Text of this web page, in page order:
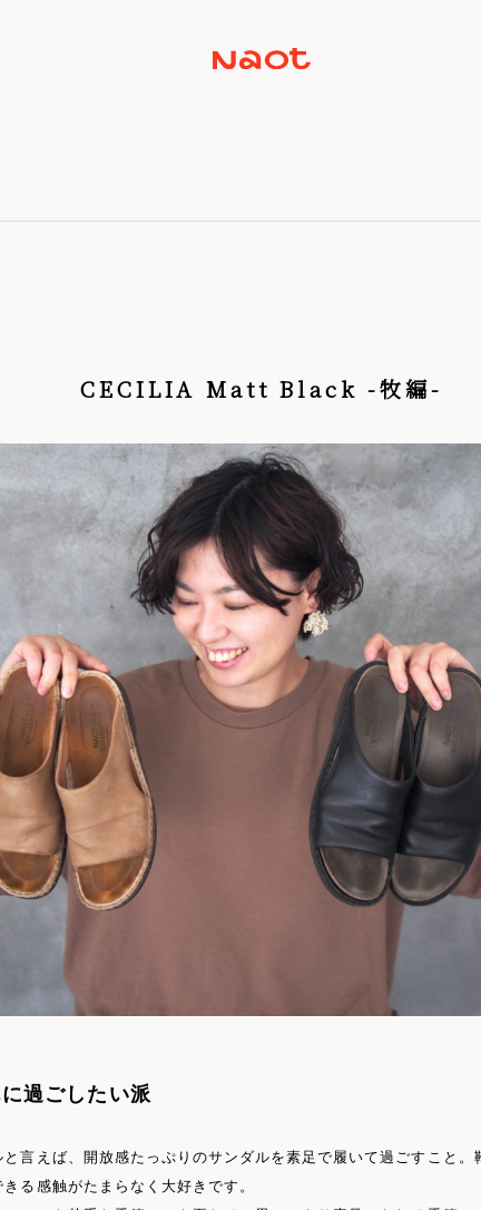
CECILIA Matt Black -牧編-
過ごしたい派
言えば、開放感たっぷりのサンダルを素足で履いて過ごすこと。
る感触がたまらなく大好きです。